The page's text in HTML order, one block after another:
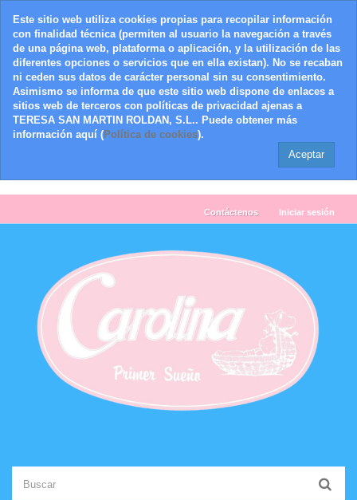
Este sitio web utiliza cookies propias para recopilar información
con finalidad técnica (permiten al usuario la navegación a través
de una página web, plataforma o aplicación, y la utilización de las
diferentes opciones o servicios que en ella existan). No se recaban
ni ceden sus datos de carácter personal sin su consentimiento.
Asimismo se informa de que este sitio web dispone de enlaces a
sitios web de terceros con políticas de privacidad ajenas a
TERESA SAN MARTIN ROLDAN, S.L.. Puede obtener más
información aquí (Política de cookies).
Aceptar
Iniciar sesión
Contáctenos